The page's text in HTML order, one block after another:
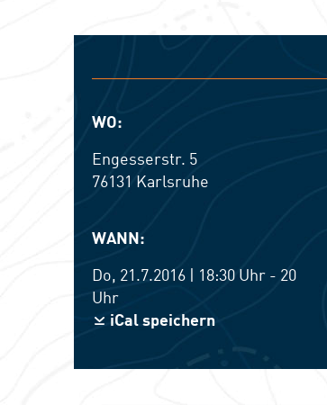
WO:
Engesserstr. 5
76131
Karlsruhe
WANN:
Do, 21.7.2016 | 18:30 Uhr - 20
Uhr
iCal speichern